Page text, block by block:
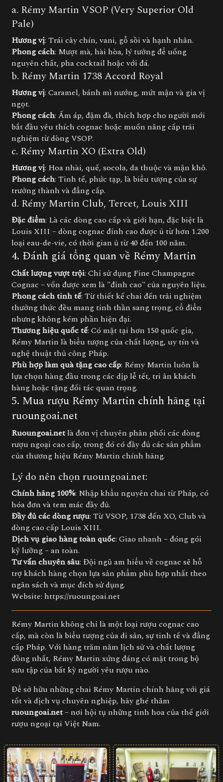
a. Rémy Martin VSOP (Very Superior Old
Pale)
Hương vị: Trái cây chín, vani, gỗ sồi và hạnh nhân.
Phong cách: Mượt mà, hài hòa, lý tưởng để uống
nguyên chất, pha cocktail hoặc với đá.
b. Rémy Martin 1738 Accord Royal
Hương vị: Caramel, bánh mì nướng, mứt mận và gia vị
ngọt.
Phong cách: Ấm áp, đậm đà, thích hợp cho người mới
bắt đầu yêu thích cognac hoặc muốn nâng cấp trải
nghiệm từ dòng VSOP.
c. Rémy Martin XO (Extra Old)
Hương vị: Hoa nhài, quế, socola, da thuộc và mận khô.
Phong cách: Tinh tế, phức tạp, là biểu tượng của sự
trưởng thành và đẳng cấp.
d. Rémy Martin Club, Tercet, Louis XIII
Đặc điểm: Là các dòng cao cấp và giới hạn, đặc biệt là
Louis XIII – dòng cognac đỉnh cao được ủ từ hơn 1.200
loại eau-de-vie, có thời gian ủ từ 40 đến 100 năm.
4. Đánh giá tổng quan về Rémy Martin
Chất lượng vượt trội: Chỉ sử dụng Fine Champagne
Cognac – vốn được xem là "đỉnh cao" của nguyên liệu.
Phong cách tinh tế: Từ thiết kế chai đến trải nghiệm
thưởng thức đều mang tinh thần sang trọng, cổ điển
nhưng không kém phần hiện đại.
Thương hiệu quốc tế: Có mặt tại hơn 150 quốc gia,
Rémy Martin là biểu tượng của chất lượng, uy tín và
nghệ thuật thủ công Pháp.
Phù hợp làm quà tặng cao cấp: Rémy Martin luôn là
lựa chọn hàng đầu trong các dịp lễ tết, tri ân khách
hàng hoặc tặng đối tác quan trọng.
5. Mua rượu Rémy Martin chính hãng tại
ruoungoai.net
Ruoungoai.net là đơn vị chuyên phân phối các dòng
rượu ngoại cao cấp, trong đó có đầy đủ các sản phẩm
của thương hiệu Rémy Martin chính hãng.
Lý do nên chọn ruoungoai.net:
Chính hãng 100%: Nhập khẩu nguyên chai từ Pháp, có
hóa đơn và tem mác đầy đủ.
Đầy đủ các dòng rượu: Từ VSOP, 1738 đến XO, Club và
dòng cao cấp Louis XIII.
Dịch vụ giao hàng toàn quốc: Giao nhanh – đóng gói
kỹ lưỡng – an toàn.
Tư vấn chuyên sâu: Đội ngũ am hiểu về cognac sẽ hỗ
trợ khách hàng chọn lựa sản phẩm phù hợp nhất theo
ngân sách và mục đích sử dụng.
Website: https://ruoungoai.net
Rémy Martin không chỉ là một loại rượu cognac cao
cấp, mà còn là biểu tượng của di sản, sự tinh tế và đẳng
cấp Pháp. Với hàng trăm năm lịch sử và chất lượng
đồng nhất, Rémy Martin xứng đáng có mặt trong bộ
sưu tập của bất kỳ người yêu rượu nào.
Để sở hữu những chai Rémy Martin chính hãng với giá
tốt và dịch vụ chuyên nghiệp, hãy ghé thăm
ruoungoai.net– nơi hội tụ những tinh hoa của thế giới
rượu ngoại tại Việt Nam.